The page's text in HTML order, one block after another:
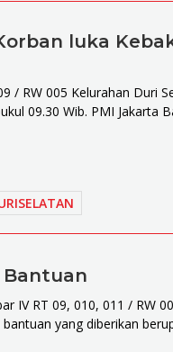
luka
/ RW 005 Kelurahan Duri
09.30 Wib. PMI Jakarta
Bantuan
IV RT 09, 010, 011 / RW
yang diberikan